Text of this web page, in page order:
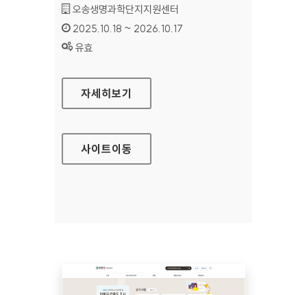
기관명 :
오송생명과학단지지원센터
인증기간 :
2025.10.18 ~ 2026.10.17
상태 :
유효
오송생명과학단지지원센터
자세히보기
사이트이동